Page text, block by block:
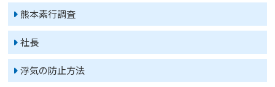
熊本素行調査
社長
浮気の防止方法